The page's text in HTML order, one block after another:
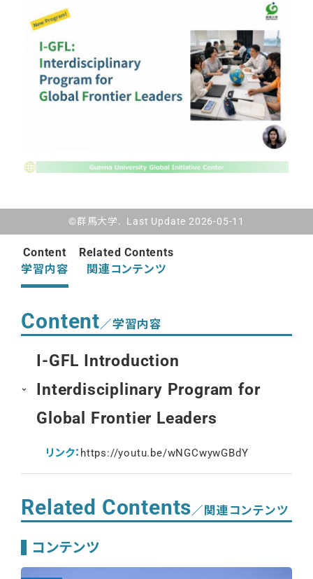
©群馬大学. Last Update 2026-05-11
Content
学習内容
Related Contents
関連コンテンツ
Content／学習内容
I-GFL Introduction
Interdisciplinary Program for
Global Frontier Leaders
リンク： https://youtu.be/wNGCwywGBdY
Related Contents／関連コンテンツ
コンテンツ